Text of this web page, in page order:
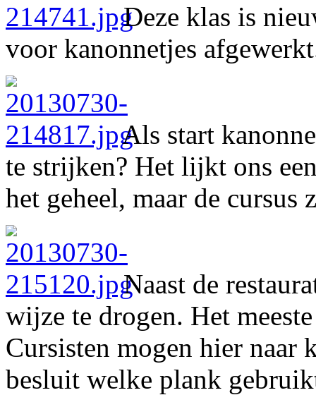
Deze klas is
voor kanonnetjes
Als start
te strijken? Het lijkt ons
het geheel, maar de
Naast de
wijze te drogen. Het
Cursisten mogen hier naar
besluit welke plank